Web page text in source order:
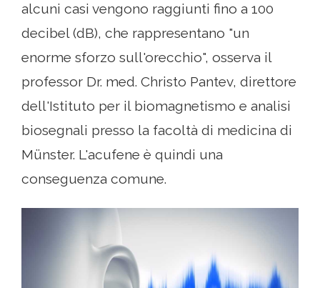
alcuni casi vengono raggiunti fino a 100
decibel (dB), che rappresentano "un
enorme sforzo sull'orecchio", osserva il
professor Dr. med. Christo Pantev, direttore
dell'Istituto per il biomagnetismo e analisi
biosegnali presso la facoltà di medicina di
Münster. L'acufene è quindi una
conseguenza comune.